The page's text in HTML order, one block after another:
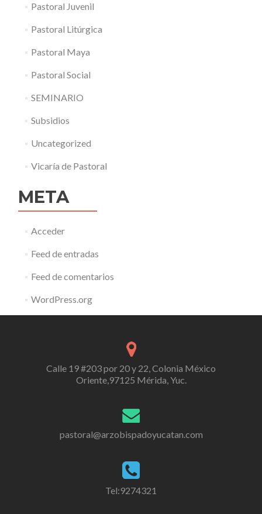
Pastoral Juvenil
Pastoral Litúrgica
Pastoral Maya
Pastoral Social
SEMINARIO
Subsidios
Uncategorized
Vicaría de Pastoral
META
Acceder
Feed de entradas
Feed de comentarios
WordPress.org
Calle 19 #203 por 20 y 22, Colonia México
Oriente,97125 Mérida, Yuc.
pastoral@arzobispadoyucatan.com
Tel:9274321